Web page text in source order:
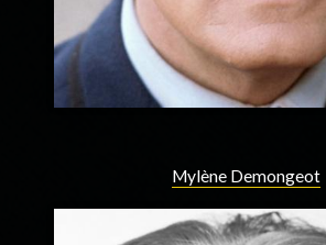
Mylène Demongeot